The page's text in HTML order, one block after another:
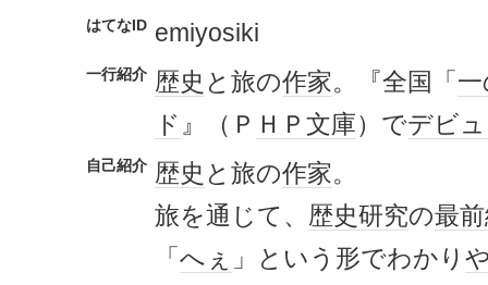
はてなID emiyosiki
一行紹介 歴史 と旅の作家。『全国「
ド 』（Ｐ ＨＰ 文庫）でデビ
自己紹介 歴史 と旅の作家。
旅を通じて、 歴史研究の最
「 へぇ 」という形でわかり